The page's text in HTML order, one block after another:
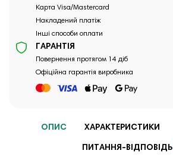
Карта Visa/Mastercard
Накладений платіж
Інші способи оплати
ГАРАНТІЯ
Повернення протягом 14 діб
Офіційна гарантія виробника
ОПИС ХАРАКТЕРИСТИКИ
ПИТАННЯ-ВІДПОВІДЬ